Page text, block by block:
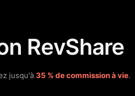
RevShare
jusqu'à 35 % de commission à vie.